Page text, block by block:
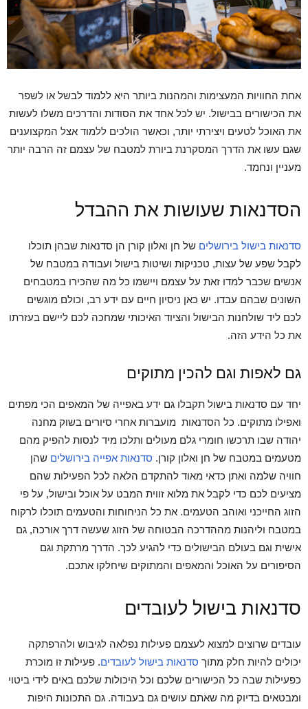
אחת החוויות המעצימות והמהנות ביותר היא ללמוד לבשל או לשפר
את הכישורים בבישול. יש לכל אחד את הסודות והדרכים משלו לעשות
את האוכל לטעים ויצירתי יותר, וכאשר הולכים ללמוד אצל המקצוענים
שגם עשו את הדרך המסקרנת ביורת למטבח של עצמם זה הרבה יותר
מעניין ונחמד.
הסדנאות שעושות את ההבדל
סדנאות בישול בירושלים של חן ואלון קורן הן סדנאות שבהן תוכלו
לקבל שפע של עצות, טכניקות ושיטות בישול ועבודה במטבח של
אנשים שכבר למדו זאת על עצמם ויישמו כל מה שהכירו במטבחים
השונים שבהם עבדו. יש כאן ניסיון חיים עם ידע רב, וכולם מוגשים
לכם ליד שולחנות הבישול והציוד האיכותי שמחכה לכם ליישם בעזרתו
את כל הידע הזה.
גם לאפות וגם להכין מתוקים
יחד עם סדנאות בישול תקבלו גם ידע באפייה של המאפים הכי מפתים
ואפילו מתוקים. כל הסדנאות מועברות אחרי סיורים בשוק מחנה
יהודה שבו תרכשו חומרי גלם מעולים ותלכו מיד לנסות להפיק מהם
מטעמים במטבח של חן ואלון קורן. סדנאות אפייה בירושלים שהן
חוויה שלמה ואתן כדאי מאוד להתקדם הלאה לכל הפעילות שהם
מציעים לכם כדי לקבל את מלוא זווית המבט על אוכל ובישול, על פי
הזוג החייכני ואוהב הטעמים. את כל הניחוחות והטעמים תוכלו לרקוח
במטבח וליהנות מההדרכה הבטוחה של הזוג שעשה דרך אורכה, גם
אישית וגם בעולם הבישולים כדי להגיע לכך. הדרך מרתקת וגם
הסיפורים על האוכל והמאפים והמתוקים שיחלקו אתכם.
סדנאות בישול לעובדים
עובדים שרוצים למצוא לעצמם פעילות נפלאה לגיבוש ולהרפתקה
יכולים להיות חלק מתוך סדנאות בישול לעובדים. פעילות זו מוכרת
כפעילות שבה כל הכישורים שלכם וכל היכולות שלכם באים לידי ביטוי
ומבטאים בדיוק מה שאתם עושים גם בעבודה. גם התכונות היפות